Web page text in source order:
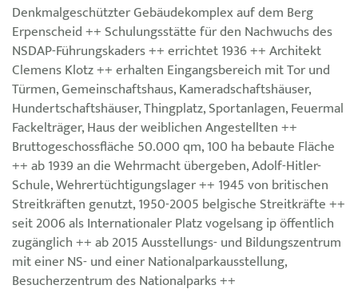
Denkmalgeschützter Gebäudekomplex auf dem Berg
Erpenscheid ++ Schulungsstätte für den Nachwuchs des
NSDAP-Führungskaders ++ errichtet 1936 ++ Architekt
Clemens Klotz ++ erhalten Eingangsbereich mit Tor und
Türmen, Gemeinschaftshaus, Kameradschaftshäuser,
Hundertschaftshäuser, Thingplatz, Sportanlagen, Feuermal
Fackelträger, Haus der weiblichen Angestellten ++
Bruttogeschossfläche 50.000 qm, 100 ha bebaute Fläche
++ ab 1939 an die Wehrmacht übergeben, Adolf-Hitler-
Schule, Wehrertüchtigungslager ++ 1945 von britischen
Streitkräften genutzt, 1950-2005 belgische Streitkräfte ++
seit 2006 als Internationaler Platz vogelsang ip öffentlich
zugänglich ++ ab 2015 Ausstellungs- und Bildungszentrum
mit einer NS- und einer Nationalparkausstellung,
Besucherzentrum des Nationalparks ++